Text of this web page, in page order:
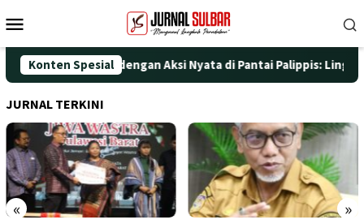
ke
Mobile
Konten Spesial
HUT ke-25 dengan Aksi Nyata di Pantai Palippis:
JURNAL TERKINI
« »